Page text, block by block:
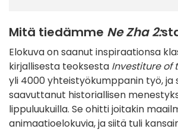
Mitä tiedämme Ne Zha 2:
Elokuva on saanut inspiraationsa
kirjallisesta teoksesta Investiture of
yli 4000 yhteistyökumppanin työ, ja
saavuttanut historiallisen
lippuluukuilla. Se ohitti joitakin
animaatioelokuvia, ja siitä tuli